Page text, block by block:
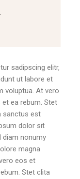
sadipscing elitr,
ut labore et
voluptua. At vero
ea rebum. Stet
sanctus est
dolor sit
diam nonumy
magna
eos et
Stet clita